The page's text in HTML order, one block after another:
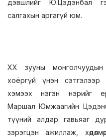
дэвшлийг Ю.Цэдэнбал
салгахын аргагүй юм.
XX зууны монголчуудын
хоёргүй үнэн
хэмээх нэгэн нэрийг
Маршал Юмжаагийн
түүний алдар гавьяаг
зэрэгцэн ажиллаж,